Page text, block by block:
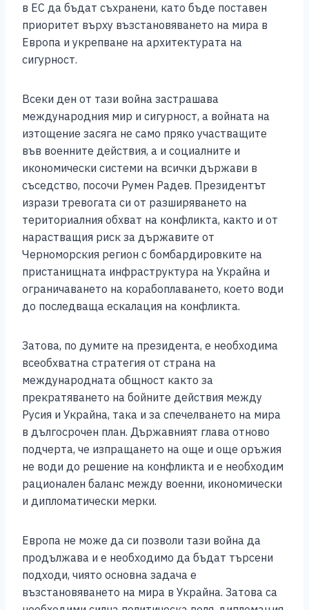
в ЕС да бъдат съхранени, като бъде поставен
приоритет върху възстановяването на мира в
Европа и укрепване на архитектурата на
сигурност.
Всеки ден от тази война застрашава
международния мир и сигурност, а войната на
изтощение засяга не само пряко участващите
във военните действия, а и социалните и
икономически системи на всички държави в
съседство, посочи Румен Радев. Президентът
изрази тревогата си от разширяването на
териториалния обхват на конфликта, както и от
нарастващия риск за държавите от
Черноморския регион с бомбардировките на
пристанищната инфраструктура на Украйна и
ограничаването на корабоплаването, което води
до последваща ескалация на конфликта.
Затова, по думите на президента, е необходима
всеобхватна стратегия от страна на
международната общност както за
прекратяването на бойните действия между
Русия и Украйна, така и за спечелването на мира
в дългосрочен план. Държавният глава отново
подчерта, че изпращането на още и още оръжия
не води до решение на конфликта и е необходим
рационален баланс между военни, икономически
и дипломатически мерки.
Европа не може да си позволи тази война да
продължава и е необходимо да бъдат търсени
подходи, чиято основна задача е
възстановяването на мира в Украйна. Затова са